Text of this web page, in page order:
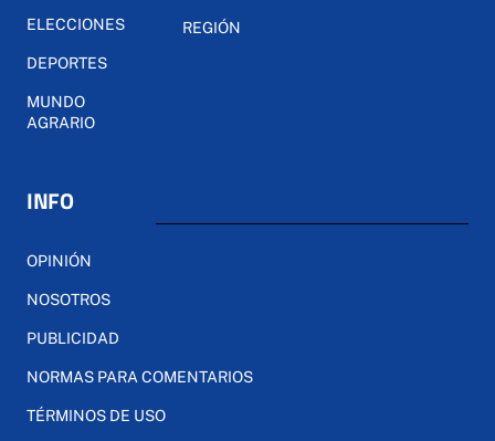
ELECCIONES
DEPORTES
MUNDO
AGRARIO
REGIÓN
INFO
OPINIÓN
NOSOTROS
PUBLICIDAD
NORMAS PARA COMENTARIOS
TÉRMINOS DE USO